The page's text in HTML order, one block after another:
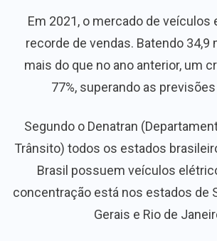
Em 2021, o mercado de veículos
recorde de vendas. Batendo 34,9
mais do que no ano anterior, um
77%, superando as previsões
Segundo o Denatran
Trânsito) todos os estados
Brasil possuem veículos
concentração está nos estados de
Gerais e Rio de